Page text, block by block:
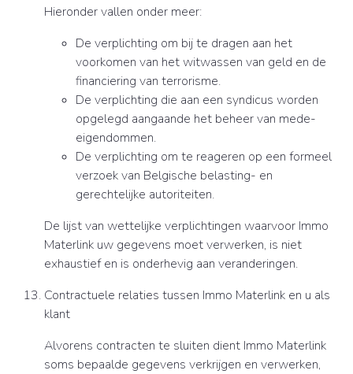
Hieronder vallen onder meer:
De verplichting om bij te dragen aan het
voorkomen van het witwassen van geld en de
financiering van terrorisme.
De verplichting die aan een syndicus worden
opgelegd aangaande het beheer van mede-
eigendommen.
De verplichting om te reageren op een formeel
verzoek van Belgische belasting- en
gerechtelijke autoriteiten.
De lijst van wettelijke verplichtingen waarvoor Immo
Materlink uw gegevens moet verwerken, is niet
exhaustief en is onderhevig aan veranderingen.
Contractuele relaties tussen Immo Materlink en u als
klant
Alvorens contracten te sluiten dient Immo Materlink
soms bepaalde gegevens verkrijgen en verwerken,